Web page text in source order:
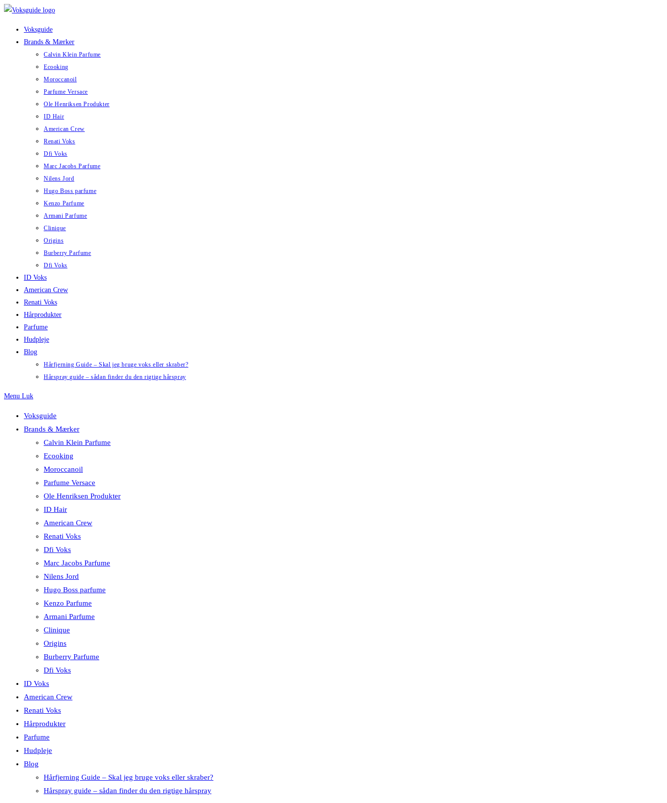
Skip
Voksguide
Brands & Mærker
Calvin Klein Parfume
Ecooking
Moroccanoil
Parfume Versace
Ole Henriksen Produkter
ID Hair
American Crew
Renati Voks
Dfi Voks
Marc Jacobs Parfume
Nilens Jord
Hugo Boss parfume
Kenzo Parfume
Armani Parfume
Clinique
Origins
Burberry Parfume
Dfi Voks
ID Voks
American Crew
Renati Voks
Hårprodukter
Parfume
Hudpleje
Blog
Hårfjerning Guide – Skal jeg bruge voks eller skraber?
Hårspray guide – sådan finder du den rigtige hårspray
Menu Luk
Voksguide
Brands & Mærker
Calvin Klein Parfume
Ecooking
Moroccanoil
Parfume Versace
Ole Henriksen Produkter
ID Hair
American Crew
Renati Voks
Dfi Voks
Marc Jacobs Parfume
Nilens Jord
Hugo Boss parfume
Kenzo Parfume
Armani Parfume
Clinique
Origins
Burberry Parfume
Dfi Voks
ID Voks
American Crew
Renati Voks
Hårprodukter
Parfume
Hudpleje
Blog
Hårfjerning Guide – Skal jeg bruge voks eller skraber?
Hårspray guide – sådan finder du den rigtige hårspray